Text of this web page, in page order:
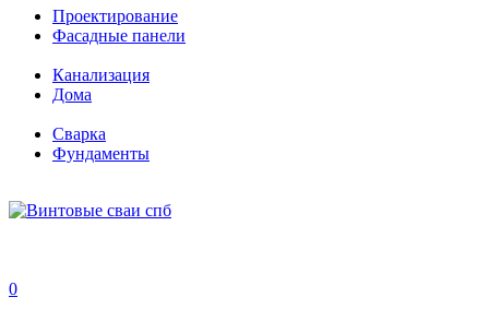
Проектирование
Фасадные панели
Канализация
Дома
Сварка
Фундаменты
0